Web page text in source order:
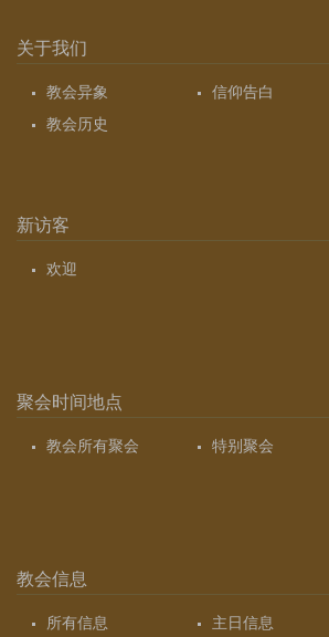
关于我们
教会异象
信仰告白
教会历史
新访客
欢迎
聚会时间地点
教会所有聚会 特别聚会
教会信息
所有信息
主日信息